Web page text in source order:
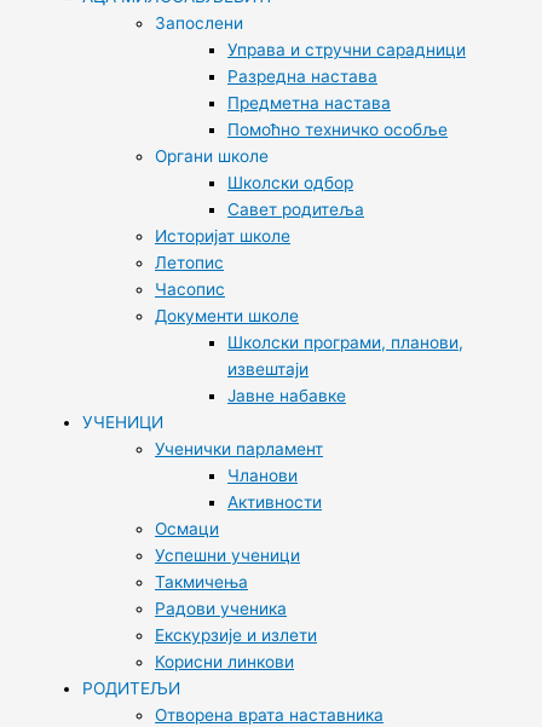
Запослени
Управа и стручни сарадници
Разредна настава
Предметна настава
Помоћно техничко особље
Органи школе
Школски одбор
Савет родитеља
Историјат школе
Летопис
Часопис
Документи школе
Школски програми, планови,
извештаји
Јавне набавке
УЧЕНИЦИ
Ученички парламент
Чланови
Активности
Осмаци
Успешни ученици
Такмичења
Радови ученика
Екскурзије и излети
Корисни линкови
РОДИТЕЉИ
Отворена врата наставника